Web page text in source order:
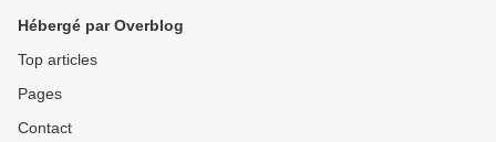
Hébergé par Overblog
Top articles
Pages
Contact